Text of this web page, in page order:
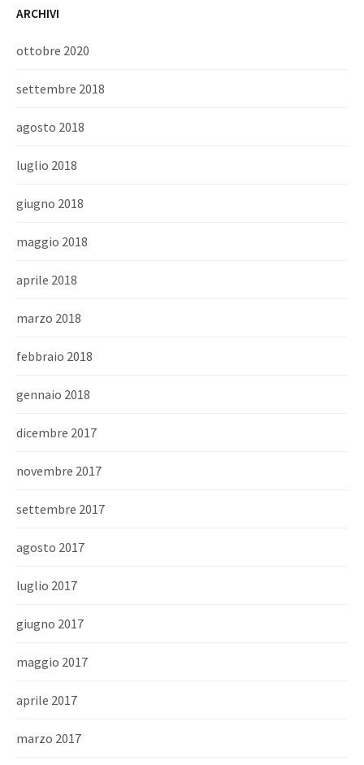
ARCHIVI
ottobre 2020
settembre 2018
agosto 2018
luglio 2018
giugno 2018
maggio 2018
aprile 2018
marzo 2018
febbraio 2018
gennaio 2018
dicembre 2017
novembre 2017
settembre 2017
agosto 2017
luglio 2017
giugno 2017
maggio 2017
aprile 2017
marzo 2017